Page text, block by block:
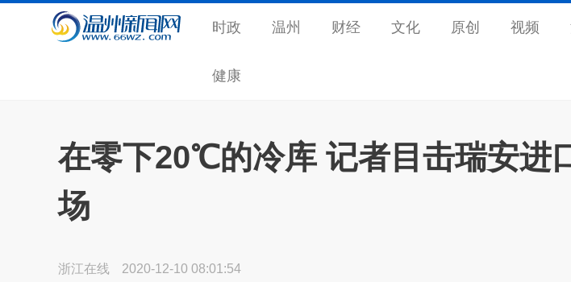
时政 温州 财经 文化 原创 视频
健康
在零下20℃的冷库 记者目击瑞安进
场
浙江在线 2020-12-10 08:01:54